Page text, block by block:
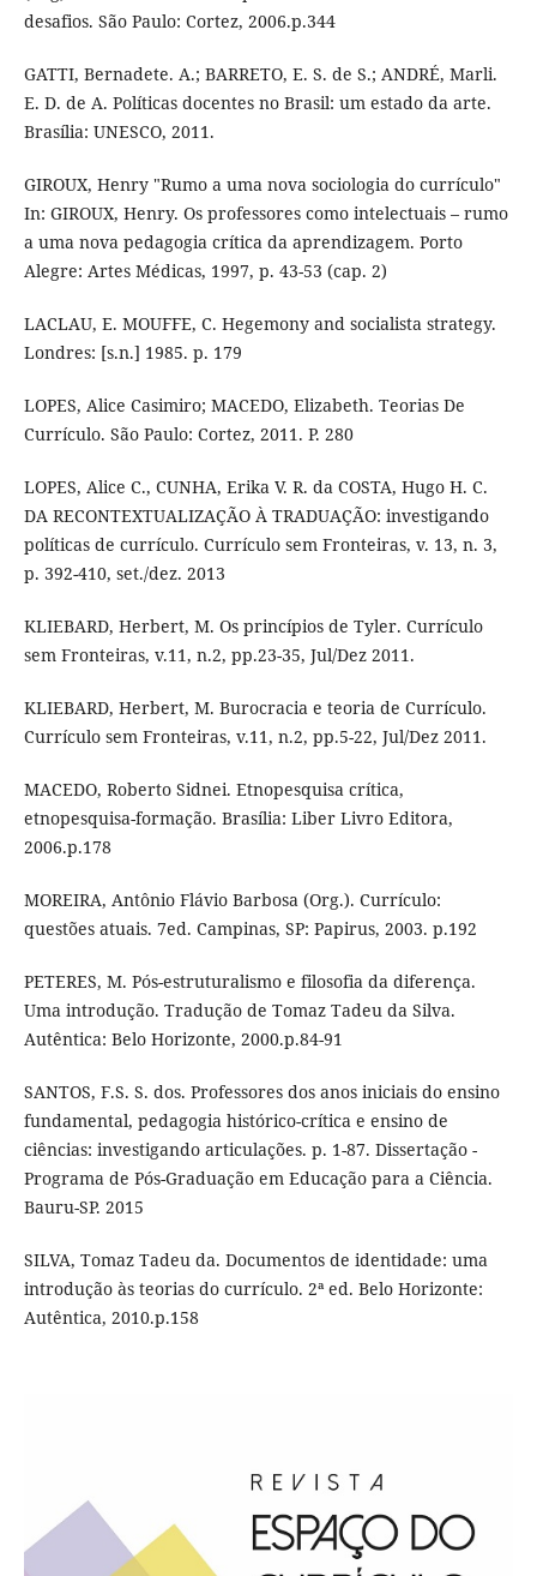
desafios. São Paulo: Cortez, 2006.p.344
GATTI, Bernadete. A.; BARRETO, E. S. de S.; ANDRÉ, Marli.
E. D. de A. Políticas docentes no Brasil: um estado da arte.
Brasília: UNESCO, 2011.
GIROUX, Henry "Rumo a uma nova sociologia do currículo"
In: GIROUX, Henry. Os professores como intelectuais – rumo
a uma nova pedagogia crítica da aprendizagem. Porto
Alegre: Artes Médicas, 1997, p. 43-53 (cap. 2)
LACLAU, E. MOUFFE, C. Hegemony and socialista strategy.
Londres: [s.n.] 1985. p. 179
LOPES, Alice Casimiro; MACEDO, Elizabeth. Teorias De
Currículo. São Paulo: Cortez, 2011. P. 280
LOPES, Alice C., CUNHA, Erika V. R. da COSTA, Hugo H. C.
DA RECONTEXTUALIZAÇÃO À TRADUAÇÃO: investigando
políticas de currículo. Currículo sem Fronteiras, v. 13, n. 3,
p. 392-410, set./dez. 2013
KLIEBARD, Herbert, M. Os princípios de Tyler. Currículo
sem Fronteiras, v.11, n.2, pp.23-35, Jul/Dez 2011.
KLIEBARD, Herbert, M. Burocracia e teoria de Currículo.
Currículo sem Fronteiras, v.11, n.2, pp.5-22, Jul/Dez 2011.
MACEDO, Roberto Sidnei. Etnopesquisa crítica,
etnopesquisa-formação. Brasília: Liber Livro Editora,
2006.p.178
MOREIRA, Antônio Flávio Barbosa (Org.). Currículo:
questões atuais. 7ed. Campinas, SP: Papirus, 2003. p.192
PETERES, M. Pós-estruturalismo e filosofia da diferença.
Uma introdução. Tradução de Tomaz Tadeu da Silva.
Autêntica: Belo Horizonte, 2000.p.84-91
SANTOS, F.S. S. dos. Professores dos anos iniciais do ensino
fundamental, pedagogia histórico-crítica e ensino de
ciências: investigando articulações. p. 1-87. Dissertação -
Programa de Pós-Graduação em Educação para a Ciência.
Bauru-SP. 2015
SILVA, Tomaz Tadeu da. Documentos de identidade: uma
introdução às teorias do currículo. 2ª ed. Belo Horizonte:
Autêntica, 2010.p.158